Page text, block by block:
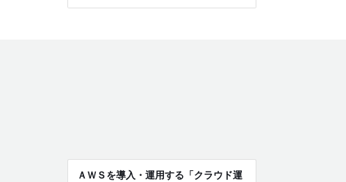
ＡＷＳを導入・運用する「クラウド運